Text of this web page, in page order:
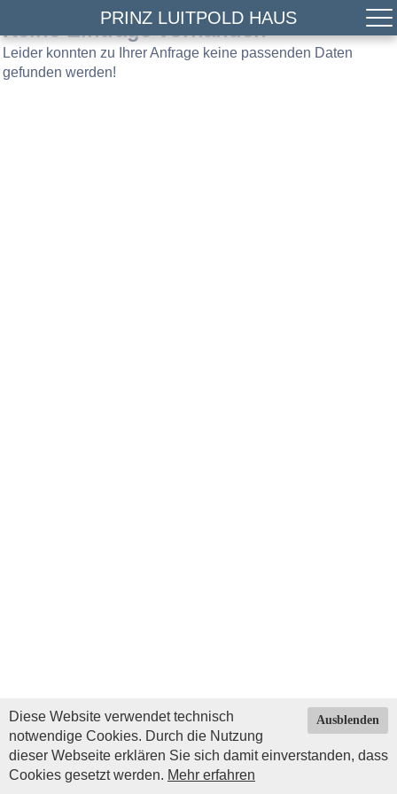
PRINZ LUITPOLD HAUS
Keine Einträge vorhanden
Leider konnten zu Ihrer Anfrage keine passenden Daten
gefunden werden!
Ausblenden
Diese Website verwendet technisch
notwendige Cookies. Durch die Nutzung
dieser Webseite erklären Sie sich damit einverstanden, dass
Cookies gesetzt werden. Mehr erfahren